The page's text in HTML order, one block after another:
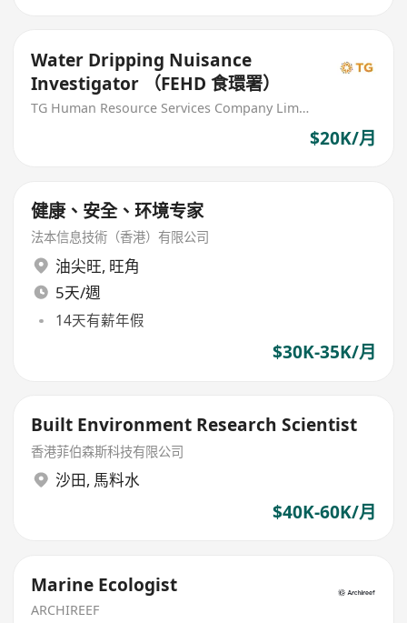
Water Dripping Nuisance
Investigator （FEHD 食環署）
TG Human Resource Services Company Limited
$20K/月
健康、安全、环境专家
法本信息技術（香港）有限公司
油尖旺, 旺角
5天/週
14天有薪年假
$30K-35K/月
Built Environment Research Scientist
香港菲伯森斯科技有限公司
沙田, 馬料水
$40K-60K/月
Marine Ecologist
ARCHIREEF